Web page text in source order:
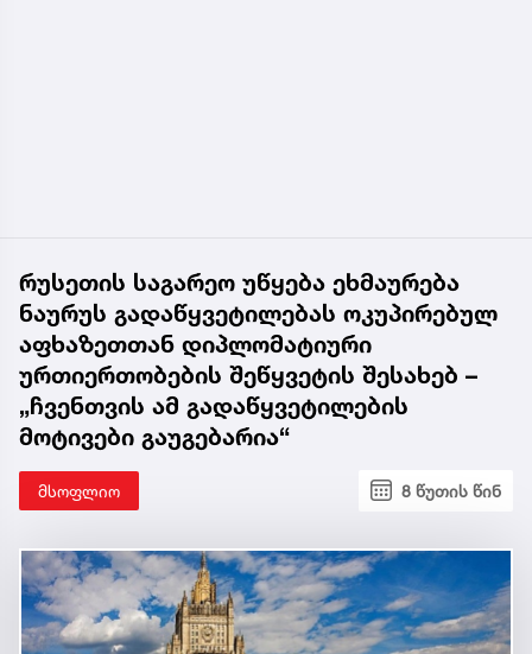
რუსეთის საგარეო უწყება ეხმაურება
ნაურუს გადაწყვეტილებას ოკუპირებულ
აფხაზეთთან დიპლომატიური
ურთიერთობების შეწყვეტის შესახებ –
„ჩვენთვის ამ გადაწყვეტილების
მოტივები გაუგებარია“
მსოფლიო 8 წუთის წინ